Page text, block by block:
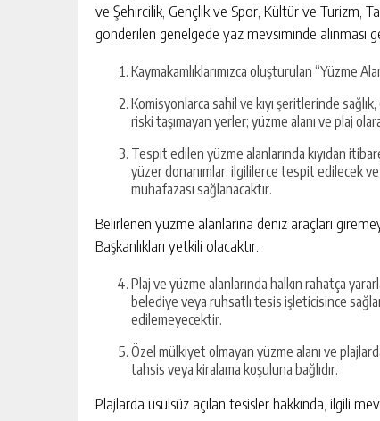
ve Şehircilik, Gençlik ve Spor, Kültür ve Turizm,
gönderilen genelgede yaz mevsiminde alınması
Kaymakamlıklarımızca oluşturulan “Yüzme
Komisyonlarca sahil ve kıyı şeritlerinde
riski taşımayan yerler; yüzme alanı ve plaj
Tespit edilen yüzme alanlarında kıyıdan
yüzer donanımlar, ilgililerce tespit edilecek ve
muhafazası sağlanacaktır.
Belirlenen yüzme alanlarına deniz araçları
Başkanlıkları yetkili olacaktır.
Plaj ve yüzme alanlarında halkın rahatça
belediye veya ruhsatlı tesis işleticisince
edilemeyecektir.
Özel mülkiyet olmayan yüzme alanı ve
tahsis veya kiralama koşuluna bağlıdır.
Plajlarda usulsüz açılan tesisler hakkında, ilgili